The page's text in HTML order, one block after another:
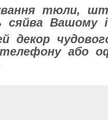
тюли,
Вашому
або